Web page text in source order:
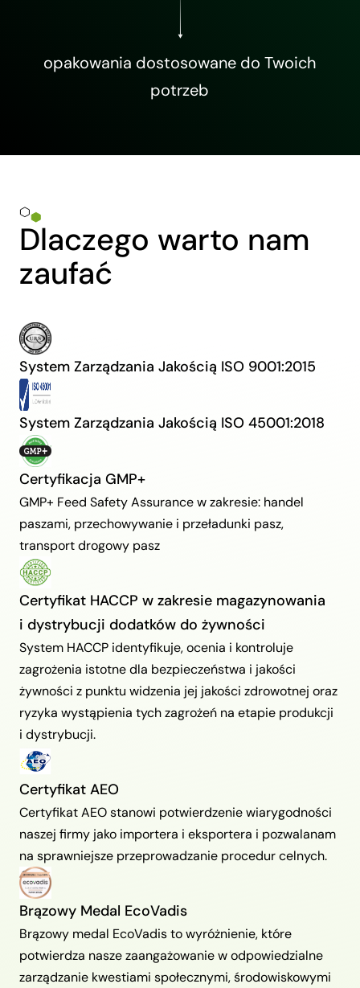
opakowania dostosowane do Twoich
potrzeb
Dlaczego warto nam
zaufać
System Zarządzania Jakością ISO 9001:2015
System Zarządzania Jakością ISO 45001:2018
Certyfikacja GMP+
GMP+ Feed Safety Assurance w zakresie: handel
paszami, przechowywanie i przeładunki pasz,
transport drogowy pasz
Certyfikat HACCP w zakresie magazynowania
i dystrybucji dodatków do żywności
System HACCP identyfikuje, ocenia i kontroluje
zagrożenia istotne dla bezpieczeństwa i jakości
żywności z punktu widzenia jej jakości zdrowotnej oraz
ryzyka wystąpienia tych zagrożeń na etapie produkcji
i dystrybucji.
Certyfikat AEO
Certyfikat AEO stanowi potwierdzenie wiarygodności
naszej firmy jako importera i eksportera i pozwalanam
na sprawniejsze przeprowadzanie procedur celnych.
Brązowy Medal EcoVadis
Brązowy medal EcoVadis to wyróżnienie, które
potwierdza nasze zaangażowanie w odpowiedzialne
zarządzanie kwestiami społecznymi, środowiskowymi